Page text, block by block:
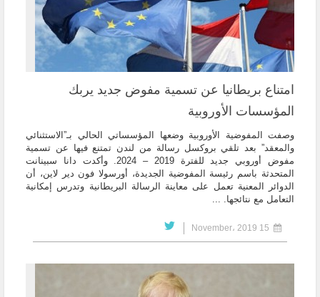
امتناع بريطانيا عن تسمية مفوض جديد يربك
المؤسسات الأوروبية
وصفت المفوضية الأوروبية وضعها المؤسساتي الحالي بـ”الاستثنائي
والمعقد” بعد تلقي بروكسل رسالة من لندن تمتنع فيها عن تسمية
مفوض أوروبي جديد للفترة 2019 – 2024. وأكدت دانا سبينانت
المتحدثة باسم رئيسة المفوضية الجديدة، أورسولا فون دير لاين، أن
الدوائر المعنية تعمل على معاينة الرسالة البريطانية وتدرس إمكانية
التعامل مع نتائجها. ...